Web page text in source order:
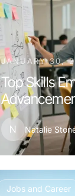
JANUARY 30,
Top Skills
N Natalie
Jobs and Career